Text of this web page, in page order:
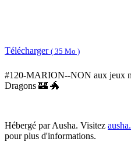
Télécharger ( 35 Mo )
#120-MARION--NON aux jeux
Dragons 🏰 🐲
Hébergé par Ausha. Visitez
pour plus d'informations.